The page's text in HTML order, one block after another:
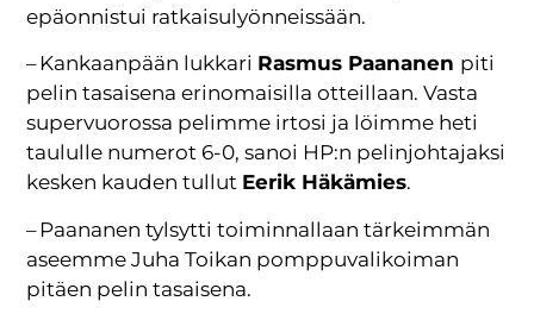
epäonnistui ratkaisulyönneissään.
– Kankaanpään lukkari Rasmus Paananen piti
pelin tasaisena erinomaisilla otteillaan. Vasta
supervuorossa pelimme irtosi ja löimme heti
taululle numerot 6-0, sanoi HP:n pelinjohtajaksi
kesken kauden tullut Eerik Häkämies.
– Paananen tylsytti toiminnallaan tärkeimmän
aseemme Juha Toikan pomppuvalikoiman
pitäen pelin tasaisena.